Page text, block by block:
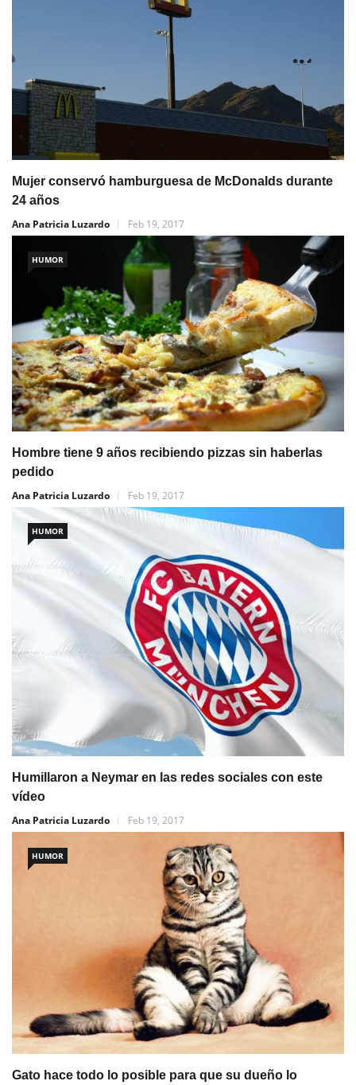
Mujer conservó hamburguesa de McDonalds durante
24 años
Ana Patricia Luzardo
Feb 19, 2017
HUMOR
Hombre tiene 9 años recibiendo pizzas sin haberlas
pedido
Ana Patricia Luzardo
Feb 19, 2017
HUMOR
Humillaron a Neymar en las redes sociales con este
vídeo
Ana Patricia Luzardo
Feb 19, 2017
HUMOR
Gato hace todo lo posible para que su dueño lo